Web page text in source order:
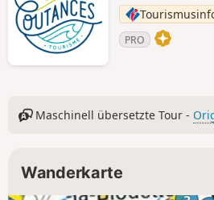
PRO
Maschinell übersetzte Tour -
Wanderkarte